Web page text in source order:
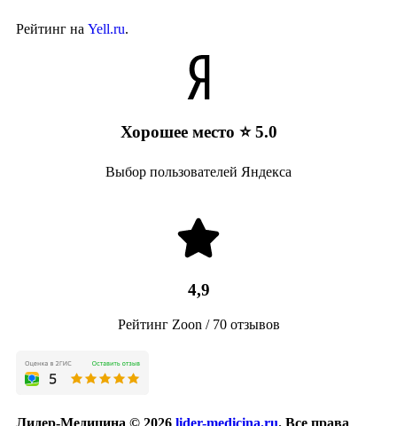
Рейтинг на Yell.ru.
Хорошее место ⭐ 5.0
Выбор пользователей Яндекса
4,9
Рейтинг Zoon / 70 отзывов
Лидер-Медицина © 2026 lider-medicina.ru. Все права